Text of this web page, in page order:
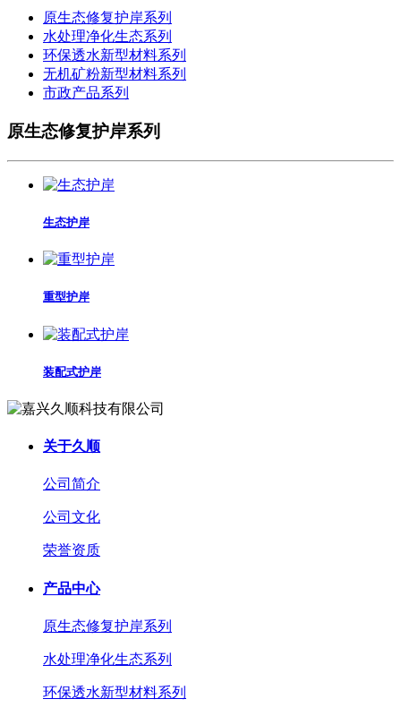
原生态修复护岸系列
水处理净化生态系列
环保透水新型材料系列
无机矿粉新型材料系列
市政产品系列
原生态修复护岸系列
生态护岸
重型护岸
装配式护岸
关于久顺
公司简介
公司文化
荣誉资质
产品中心
原生态修复护岸系列
水处理净化生态系列
环保透水新型材料系列